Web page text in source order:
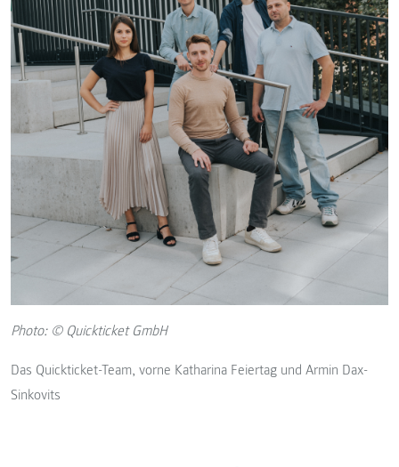
Photo: © Quickticket GmbH
Das Quickticket-Team, vorne Katharina Feiertag und Armin Dax-
Sinkovits